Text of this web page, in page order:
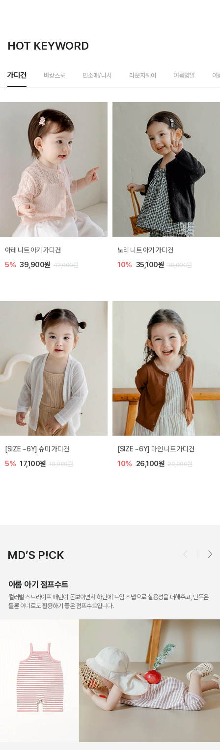
HOT KEYWORD
가디건 바캉스룩 민소매/나시 라운지웨어 여름양말 여
[SIZE ~6Y] 로메이 라운지 셋업
10% 23,400원 26,000원
밀라 아기 원피스
20% 27,200원 34,000원
밀라 아기 점프수트
10% 30,600원 34,000원
밀라 아기 셋업
20% 35,200원 44,000원
MD’S P!CK
아롬 아기 점프수트
컬러별 스트라이프 패턴이 돋보이면서 하단에 트임 스냅으로 실용성을 더해주고, 단독은
물론 이너로도 활용하기 좋은 점프수트입니다.